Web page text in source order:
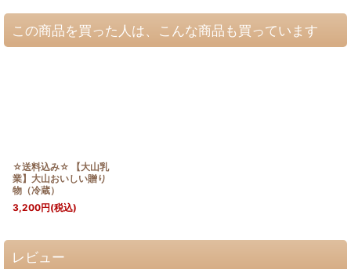
この商品を買った人は、こんな商品も買っています
☆送料込み☆ 【大山乳
業】大山おいしい贈り
物（冷蔵）
3,200円(税込)
レビュー